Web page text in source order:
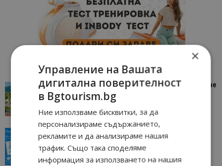
“Пощенска картичка от…”: Петрич – Изживяване
отвъд очакваното
всички времена
Пловдив 23/06/2026 10:00
×
Управление на Вашата
дигитална поверителност
в Bgtourism.bg
Ние използваме бисквитки, за да
персонализираме съдържанието,
рекламите и да анализираме нашия
трафик. Също така споделяме
информация за използването на нашия